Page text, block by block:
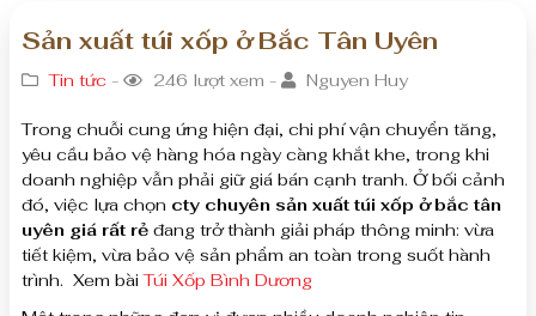
Sản xuất túi xốp ở Bắc Tân Uyên
Tin tức - 246 lượt xem - Nguyen Huy
Trong chuỗi cung ứng hiện đại, chi phí vận chuyển tăng,
yêu cầu bảo vệ hàng hóa ngày càng khắt khe, trong khi
doanh nghiệp vẫn phải giữ giá bán cạnh tranh. Ở bối cảnh
đó, việc lựa chọn cty chuyên sản xuất túi xốp ở bắc tân
uyên giá rất rẻ đang trở thành giải pháp thông minh: vừa
tiết kiệm, vừa bảo vệ sản phẩm an toàn trong suốt hành
trình. Xem bàiTúi Xốp Bình Dương